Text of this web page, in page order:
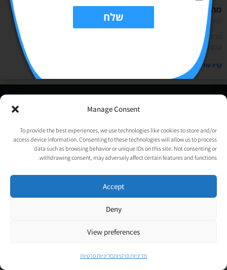
Manage Consent
To provide the best experiences, we use technologies like cookies to store and/or
access device information. Consenting to these technologies will allow us to process
data such as browsing behavior or unique IDs on this site. Not consenting or
withdrawing consent, may adversely affect certain features and functions.
Accept
Deny
View preferences
מדיניות פרטיותמדיניות פרטיות
מה או איך? מעורבות איכותנית מול כמותנית
02/11/2020
מכירים את זה שאתם שואלים שאלה באיזו קבוצה או בפוסט בעמוד העסקי שלכם,
ונכון שקיבלתם מלא תשובות אבל הן של מילה אחת או גג 2,
קרא עוד »
, העסק החברתי לבניית אתרים | עיצוב וגרפיקה:
psycat
שלח